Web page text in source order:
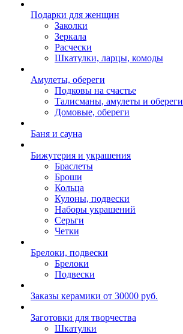
Подарки для женщин
Заколки
Зеркала
Расчески
Шкатулки, ларцы, комоды
Амулеты, обереги
Подковы на счастье
Талисманы, амулеты и обереги
Домовые, обереги
Баня и сауна
Бижутерия и украшения
Браслеты
Броши
Кольца
Кулоны, подвески
Наборы украшений
Серьги
Четки
Брелоки, подвески
Брелоки
Подвески
Заказы керамики от 30000 руб.
Заготовки для творчества
Шкатулки